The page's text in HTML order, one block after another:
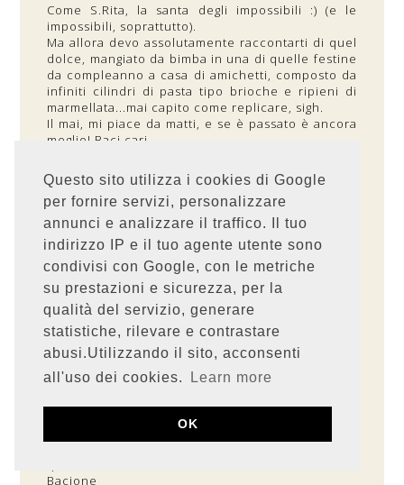
Questo sito utilizza i cookies di Google
per fornire servizi, personalizzare
annunci e analizzare il traffico. Il tuo
indirizzo IP e il tuo agente utente sono
condivisi con Google, con le metriche
su prestazioni e sicurezza, per la
qualità del servizio, generare
statistiche, rilevare e contrastare
abusi.Utilizzando il sito, acconsenti
all'uso dei cookies.
Learn more
OK
Come S.Rita, la santa degli impossibili :) (e le
impossibili, soprattutto).
Ma allora devo assolutamente raccontarti di quel
dolce, mangiato da bimba in una di quelle festine
da compleanno a casa di amichetti, composto da
infiniti cilindri di pasta tipo brioche e ripieni di
marmellata...mai capito come replicare, sigh.
Il mai, mi piace da matti, e se è passato è ancora
meglio! Baci cari
UNKNOWN
13 GIUGNO 2011 ALLE ORE 17:47
questa vellutata è davvero delicatissima!
Mi unisco alla signora: sperimenta pure, così io
ripropongo e gusto volentieri! Un bacione! :)
RISPONDI
13 GIUGNO 2011 ALLE ORE 17:48
Ciao tesoro, ecco queste ricette senza cottura
Bacione